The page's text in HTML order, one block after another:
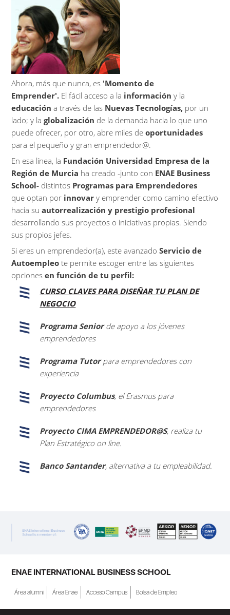
Ahora, más que nunca, es 'Momento de
Emprender'. El fácil acceso a la información y la
educación a través de las Nuevas Tecnologías, por un
lado; y laglobalización de la demanda hacia lo que uno
puede ofrecer, por otro, abre miles deoportunidades
para el pequeño y gran emprendedor@.
En esa línea, la Fundación Universidad Empresa de la
Región de Murcia ha creado -junto con ENAE Business
School- distintos Programas para Emprendedores
que optan por innovary emprender como camino efectivo
hacia suautorrealización y prestigio profesional
desarrollando sus proyectos o iniciativas propias. Siendo
sus propios jefes.
Si eres un emprendedor(a), este avanzadoServicio de
Autoempleote permite escoger entre las siguientes
opcionesen función de tu perfil:
CURSO CLAVES PARA DISEÑAR TU PLAN DE
NEGOCIO
Programa Seniorde apoyo a los jóvenes
emprendedores
Programa Tutorpara emprendedores con
experiencia
Proyecto Columbus, el Erasmus para
emprendedores
Proyecto CIMA EMPRENDEDOR@S, realiza tu
Plan Estratégico on line.
Banco Santander, alternativa a tu empleabilidad.
ENAE INTERNATIONAL BUSINESS SCHOOL
Área alumni Área Enae Acceso Campus Bolsa de Empleo